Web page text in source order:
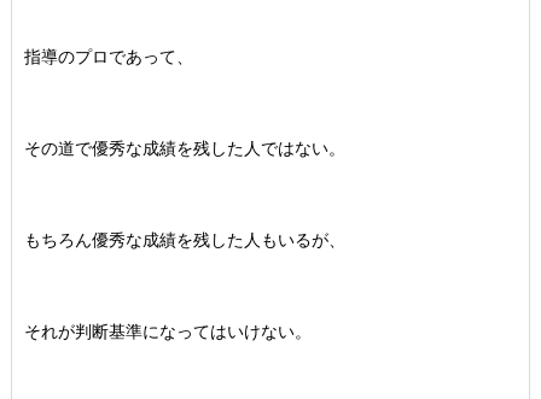
指導のプロであって、
その道で優秀な成績を残した人ではない。
もちろん優秀な成績を残した人もいるが、
それが判断基準になってはいけない。